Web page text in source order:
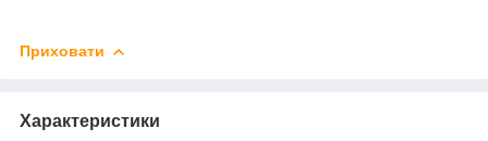
Приховати
Характеристики